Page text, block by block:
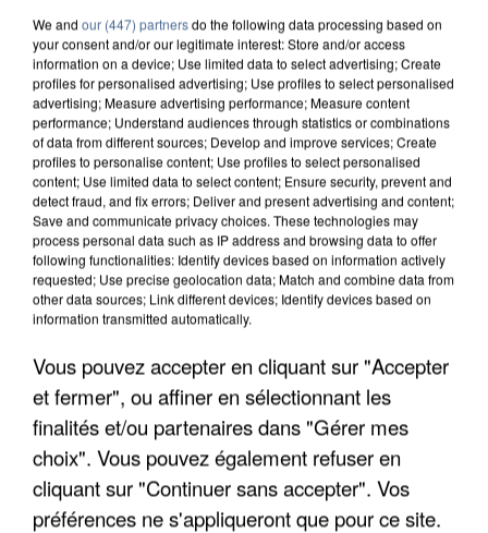
UNE TOURISTE DE L’OISE EMPORTÉE PAR UNE
COULÉE DE BOUE EN HAUTE-SAVOIE
We and our (447) partnersdo the following data processing based on
your consent and/or our legitimate interest: Store and/or access
information on a device; Use limited data to select advertising; Create
profiles for personalised advertising; Use profiles to select personalised
advertising; Measure advertising performance; Measure content
performance; Understand audiences through statistics or combinations
of data from different sources; Develop and improve services; Create
profiles to personalise content; Use profiles to select personalised
content; Use limited data to select content; Ensure security, prevent and
detect fraud, and fix errors; Deliver and present advertising and content;
Save and communicate privacy choices. These technologies may
process personal data such as IP address and browsing data to offer
following functionalities: Identify devices based on information actively
requested; Use precise geolocation data; Match and combine data from
other data sources; Link different devices; Identify devices based on
information transmitted automatically.
Vous pouvez accepter en cliquant sur "Accepter
et fermer", ou affiner en sélectionnant les
finalités et/ou partenaires dans "Gérer mes
choix". Vous pouvez également refuser en
cliquant sur "Continuer sans accepter". Vos
préférences ne s'appliqueront que pour ce site.